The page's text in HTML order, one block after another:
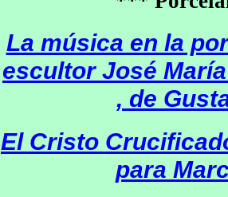
La música en la
escultor José
, de
El Cristo
para